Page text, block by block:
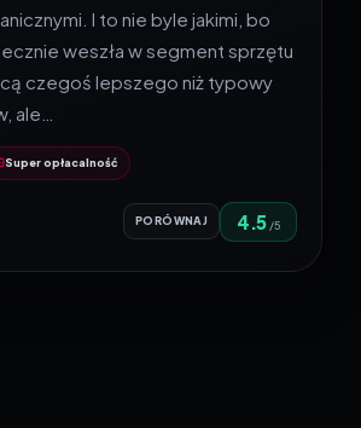
I to nie byle jakimi, bo
weszła w segment sprzętu
czegoś lepszego niż typowy
ale…
Super opłacalność
PORÓWNAJ 4.5 /5